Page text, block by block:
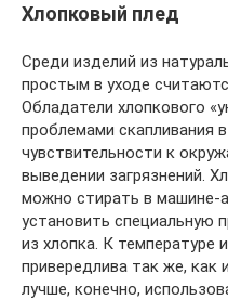
Хлопковый плед
Среди изделий из
простым в уходе
Обладатели хлопкового
проблемами скапливания
чувствительности к
выведении загрязнений.
можно стирать в машине-
установить специальную
из хлопка. К температуре
привередлива так же,
лучше, конечно,